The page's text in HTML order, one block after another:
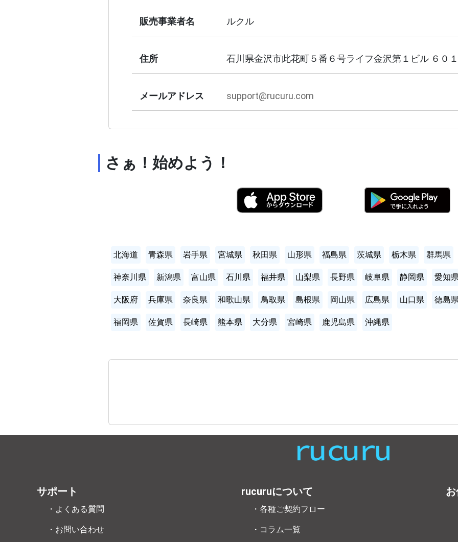
販売事業者名 ルクル
住所 石川県金沢市此花町５番６号ライフ金沢第１ビル ６０
メールアドレス support@rucuru.com
さぁ！始めよう！
北海道 青森県 岩手県 宮城県 秋田県 山形県 福島県 茨城県 栃木県 群馬県
神奈川県 新潟県 富山県 石川県 福井県 山梨県 長野県 岐阜県 静岡県 愛知県
大阪府 兵庫県 奈良県 和歌山県 鳥取県 島根県 岡山県 広島県 山口県 徳島県
福岡県 佐賀県 長崎県 熊本県 大分県 宮崎県 鹿児島県 沖縄県
サポート
・よくある質問
・お問い合わせ
rucuruについて
・各種ご契約フロー
・コラム一覧